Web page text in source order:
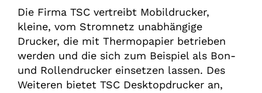
Die Firma TSC vertreibt Mobildrucker,
kleine, vom Stromnetz unabhängige
Drucker, die mit Thermopapier betrieben
werden und die sich zum Beispiel als Bon-
und Rollendrucker einsetzen lassen. Des
Weiteren bietet TSC Desktopdrucker an,